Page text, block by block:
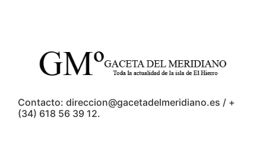
Contacto: direccion@gacetadelmeridiano.es / +
(34) 618 56 39 12.